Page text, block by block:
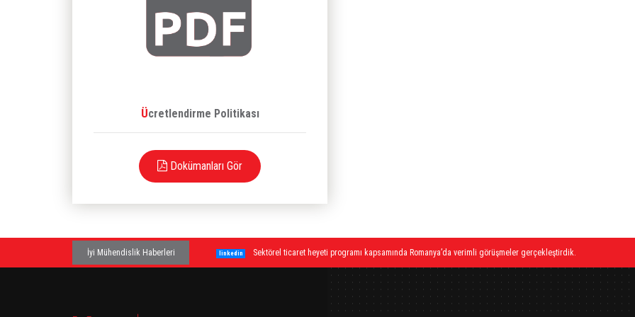
Ücretlendirme Politikası
Dokümanları Gör
İyi Mühendislik Haberleri linkedin Sektörel ticaret heyeti programı kapsamında Romanya’da verimli görüşmeler gerçekleştirdik.